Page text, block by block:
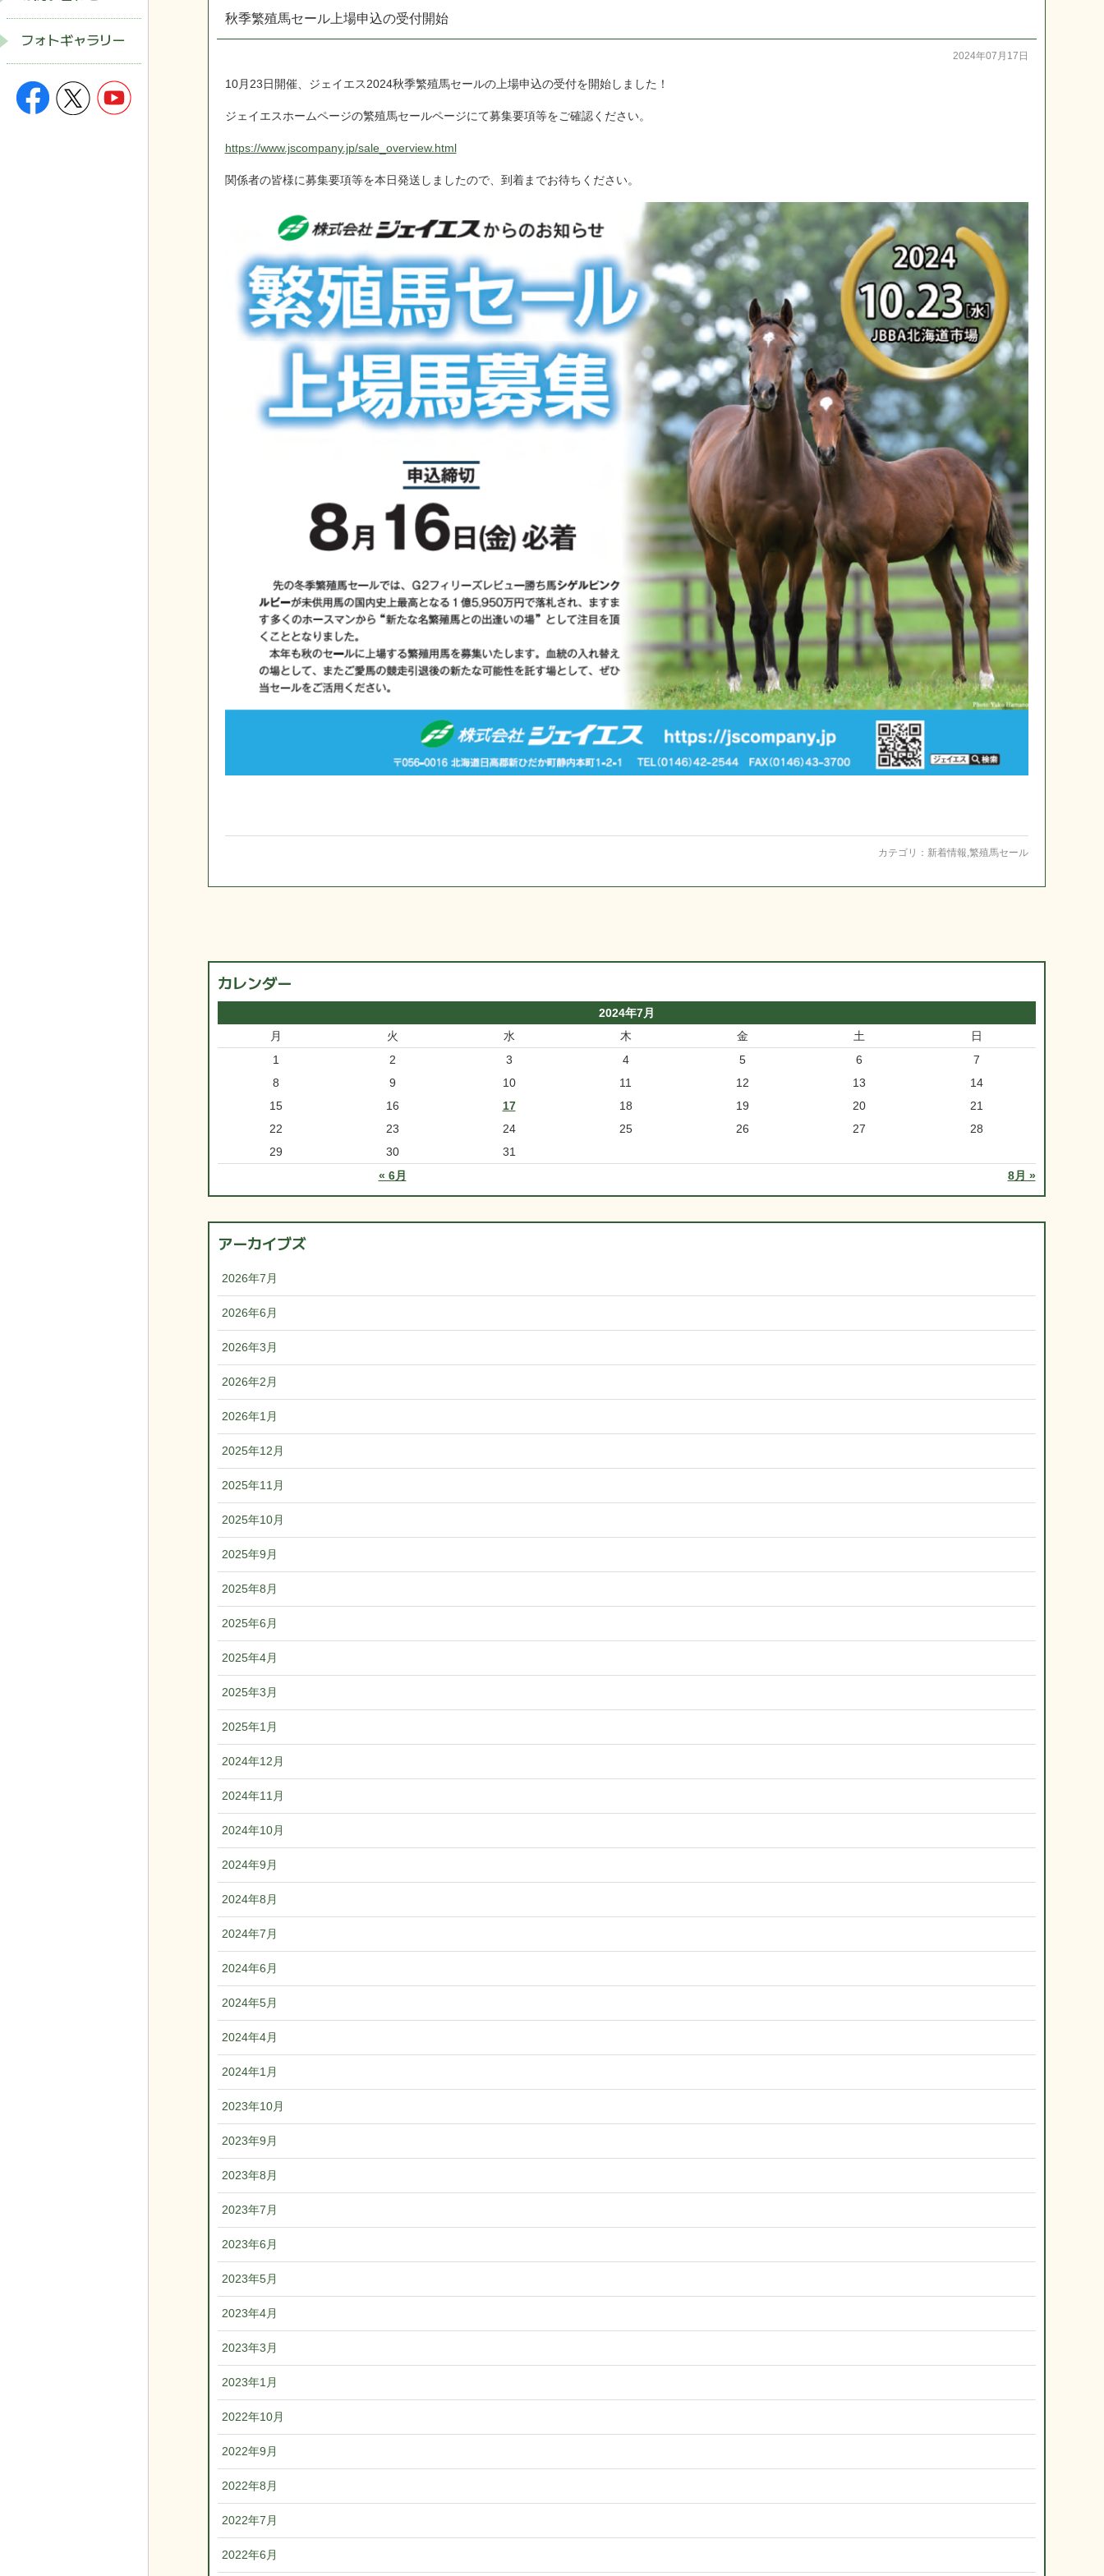
フォトギャラリー
秋季繁殖馬セール上場申込の受付開始
2024年07月17日
10月23日開催、ジェイエス2024秋季繁殖馬セールの上場申込の受付を開始しました！
ジェイエスホームページの繁殖馬セールページにて募集要項等をご確認ください。
https://www.jscompany.jp/sale_overview.html
関係者の皆様に募集要項等を本日発送しましたので、到着までお待ちください。
カテゴリ： 新着情報 繁殖馬セール
カレンダー
2024年7月
月
火 水 木 金 土 日
« 6月 8月 »
1 2 3 4 5 6
7
8
9 10 11 12 13
14
15
16 17 18 19 20
21
22
23 24 25 26 27
28
29
30 31
アーカイブズ
2026年7月
2026年6月
2026年3月
2026年2月
2026年1月
2025年12月
2025年11月
2025年10月
2025年9月
2025年8月
2025年6月
2025年4月
2025年3月
2025年1月
2024年12月
2024年11月
2024年10月
2024年9月
2024年8月
2024年7月
2024年6月
2024年5月
2024年4月
2024年1月
2023年10月
2023年9月
2023年8月
2023年7月
2023年6月
2023年5月
2023年4月
2023年3月
2023年1月
2022年10月
2022年9月
2022年8月
2022年7月
2022年6月